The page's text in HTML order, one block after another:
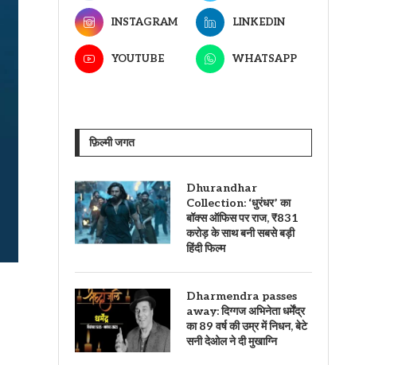
INSTAGRAM LINKEDIN
YOUTUBE WHATSAPP
फ़िल्मी जगत
Dhurandhar
Collection: ‘धुरंधर’ का
बॉक्स ऑफिस पर राज, ₹831
करोड़ के साथ बनी सबसे बड़ी
हिंदी फिल्म
Dharmendra passes
away: दिग्गज अभिनेता धर्मेंद्र
का 89 वर्ष की उम्र में निधन, बेटे
सनी देओल ने दी मुखाग्नि